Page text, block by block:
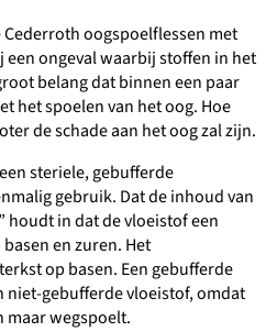
oogspoelflessen met
ongeval waarbij stoffen in het
belang dat binnen een paar
het spoelen van het oog. Hoe
de schade aan het oog zal zijn.
steriele, gebufferde
gebruik. Dat de inhoud van
houdt in dat de vloeistof een
en zuren. Het
op basen. Een gebufferde
niet-gebufferde vloeistof, omdat
maar wegspoelt.